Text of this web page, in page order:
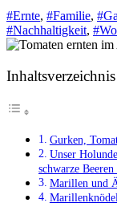
#Ernte, #Familie,
#Nachhaltigkeit,
Inhaltsverzeichnis
Gurken,
Unser
schwarze
Marillen und